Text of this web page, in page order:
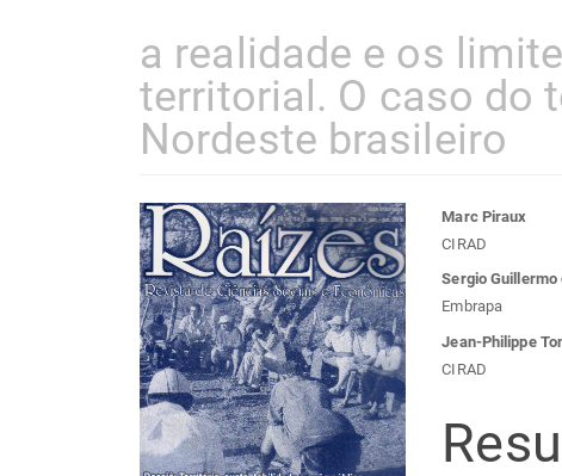
a realidade e os
territorial. O caso do
Nordeste brasileiro
Barra
lateral
de
artigos
do
Marc Piraux
CIRAD
Sergio Guillermo
Embrapa
Jean-Philippe
CIRAD